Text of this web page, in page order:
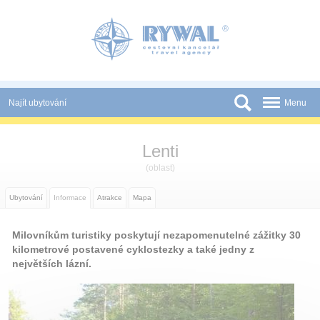
Najít ubytování
Státy
Partneři
Tištěné katalogy
Kontakt
Menu
Lenti
(oblast)
Ubytování Informace Atrakce Mapa
Milovníkům turistiky poskytují nezapomenutelné zážitky 30
kilometrové postavené cyklostezky a také jedny z
největších lázní.